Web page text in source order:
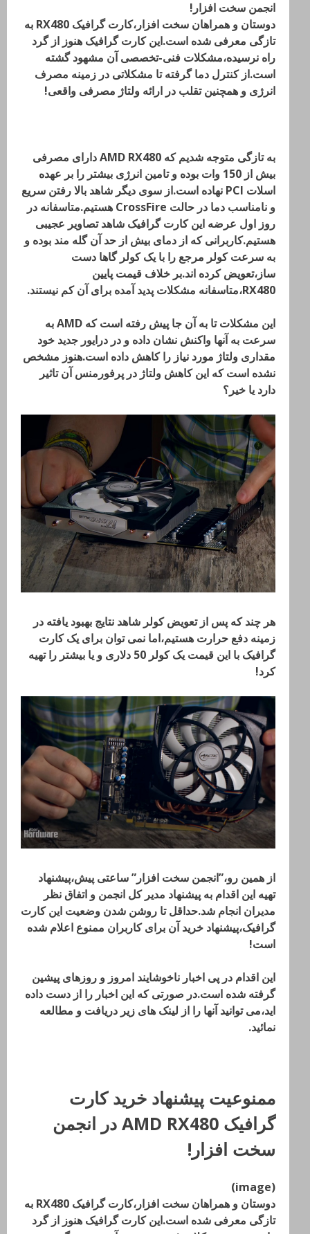
دوستان و همراهان سخت افزار،کارت گرافیک RX480 به
تازگی معرفی شده است.این کارت گرافیک هنوز از گرد
راه نرسیده،مشکلات فنی-تخصصی آن مشهود گشته
است.از کنترل دما گرفته تا مشکلاتی در زمینه مصرف
انرژی و همچنین تقلب در ارائه ولتاژ مصرفی واقعی!
به تازگی متوجه شدیم که AMD RX480 دارای مصرفی
بیش از 150 وات بوده و تامین انرژی بیشتر را بر عهده
اسلات PCI نهاده است.از سوی دیگر شاهد بالا رفتن سریع
و نامناسب دما در حالت CrossFire هستیم.متاسفانه در
روز اول عرضه این کارت گرافیک شاهد تصاویر عجیبی
هستیم.کاربرانی که از دمای بیش از حد آن گله مند بوده و
به سرعت کولر مرجع را با یک کولر گاها دست
ساز،تعویض کرده اند.بر خلاف قیمت پایین
RX480،متاسفانه مشکلات پدید آمده برای آن کم نیستند.
این مشکلات تا به آن جا پیش رفته است که AMD به
سرعت به آنها واکنش نشان داده و در درایور جدید خود
مقداری ولتاژ مورد نیاز را کاهش داده است.هنوز مشخص
نشده است که این کاهش ولتاژ در پرفورمنس آن تاثیر
دارد یا خیر؟
هر چند که پس از تعویض کولر شاهد نتایج بهبود یافته در
زمینه دفع حرارت هستیم،اما نمی توان برای یک کارت
گرافیک با این قیمت یک کولر 50 دلاری و یا بیشتر را تهیه
کرد!
از همین رو،”انجمن سخت افزار” ساعتی پیش،پیشنهاد
تهیه این اقدام به پیشنهاد مدیر کل انجمن و اتفاق نظر
مدیران انجام شد.حداقل تا روشن شدن وضعیت این کارت
گرافیک،پیشنهاد خرید آن برای کاربران ممنوع اعلام شده
است!
این اقدام در پی اخبار ناخوشایند امروز و روزهای پیشین
گرفته شده است.در صورتی که این اخبار را از دست داده
اید،می توانید آنها را از لینک های زیر دریافت و مطالعه
نمائید.
ممنوعیت پیشنهاد خرید کارت
گرافیک AMD RX480 در انجمن
سخت افزار!
(image)
دوستان و همراهان سخت افزار،کارت گرافیک RX480 به
تازگی معرفی شده است.این کارت گرافیک هنوز از گرد